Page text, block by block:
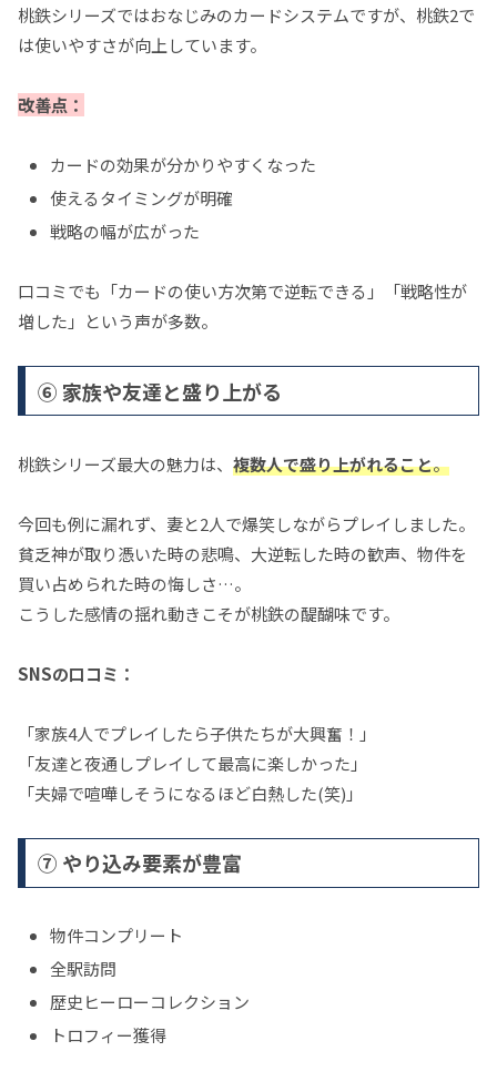
桃鉄シリーズではおなじみのカードシステムですが、桃鉄2で
は使いやすさが向上しています。
改善点：
カードの効果が分かりやすくなった
使えるタイミングが明確
戦略の幅が広がった
口コミでも「カードの使い方次第で逆転できる」「戦略性が
増した」という声が多数。
⑥ 家族や友達と盛り上がる
桃鉄シリーズ最大の魅力は、 複数人で盛り上がれること。
今回も例に漏れず、妻と2人で爆笑しながらプレイしました。
貧乏神が取り憑いた時の悲鳴、大逆転した時の歓声、物件を
買い占められた時の悔しさ…。
こうした感情の揺れ動きこそが桃鉄の醍醐味です。
SNSの口コミ：
「家族4人でプレイしたら子供たちが大興奮！」
「友達と夜通しプレイして最高に楽しかった」
「夫婦で喧嘩しそうになるほど白熱した(笑)」
⑦ やり込み要素が豊富
物件コンプリート
全駅訪問
歴史ヒーローコレクション
トロフィー獲得